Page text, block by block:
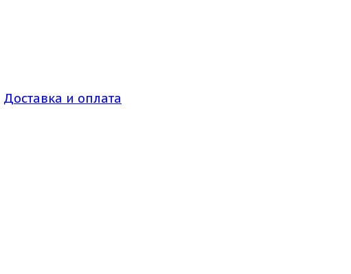
Доставка и оплата